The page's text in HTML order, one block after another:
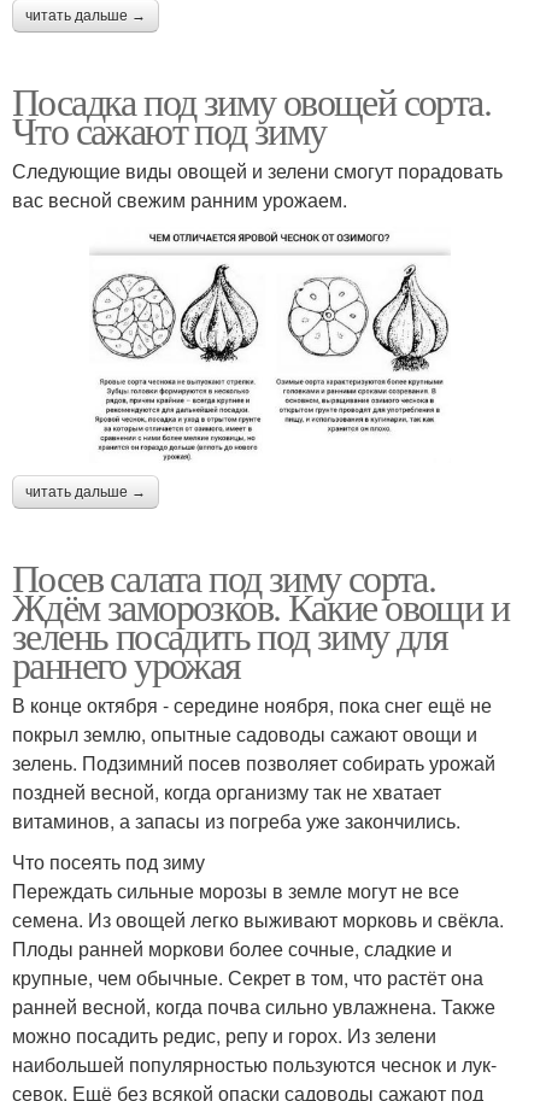
читать дальше →
Посадка под зиму овощей сорта.
Что сажают под зиму
Следующие виды овощей и зелени смогут порадовать
вас весной свежим ранним урожаем.
читать дальше →
Посев салата под зиму сорта.
Ждём заморозков. Какие овощи и
зелень посадить под зиму для
раннего урожая
В конце октября - середине ноября, пока снег ещё не
покрыл землю, опытные садоводы сажают овощи и
зелень. Подзимний посев позволяет собирать урожай
поздней весной, когда организму так не хватает
витаминов, а запасы из погреба уже закончились.
Что посеять под зиму
Переждать сильные морозы в земле могут не все
семена. Из овощей легко выживают морковь и свёкла.
Плоды ранней моркови более сочные, сладкие и
крупные, чем обычные. Секрет в том, что растёт она
ранней весной, когда почва сильно увлажнена. Также
можно посадить редис, репу и горох. Из зелени
наибольшей популярностью пользуются чеснок и лук-
севок. Ещё без всякой опаски садоводы сажают под